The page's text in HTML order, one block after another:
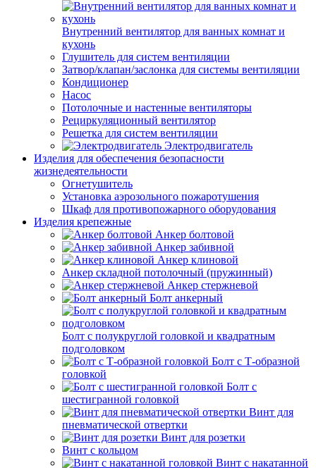
Внутренний вентилятор для ванных комнат и
кухонь
Глушитель для систем вентиляции
Затвор/клапан/заслонка для системы вентиляции
Кондиционер
Насос
Потолочные и настенные вентиляторы
Рециркуляционный вентилятор
Решетка для систем вентиляции
Электродвигатель
Изделия для обеспечения безопасности
жизнедеятельности
Огнетушитель
Установка аэрозольного пожаротушения
Шкаф для противопожарного оборудования
Изделия крепежные
Анкер болтовой
Анкер забивной
Анкер клиновой
Анкер складной потолочный (пружинный)
Анкер стержневой
Болт анкерный
Болт с полукруглой головкой и квадратным
подголовком
Болт с Т-образной
головкой
Болт с
шестигранной головкой
Винт для
пневматической отвертки
Винт для розетки
Винт с кольцом
Винт с накатанной